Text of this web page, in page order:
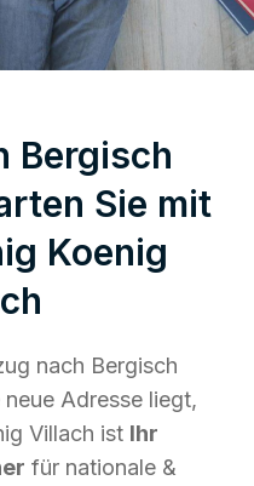
Bergisch
Sie mit
Koenig
nach Bergisch
Adresse liegt,
Villach ist Ihr
für nationale &